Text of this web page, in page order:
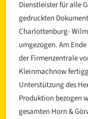
Dienstleister für alle
gedruckten
Charlottenburg-
umgezogen. Am
der Firmenzentrale
Kleinmachnow
Unterstützung des
Produktion bezogen
gesamten Horn &